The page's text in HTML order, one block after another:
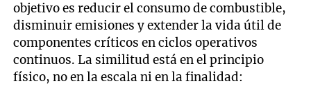
objetivo es reducir el consumo de combustible,
disminuir emisiones y extender la vida útil de
componentes críticos en ciclos operativos
continuos. La similitud está en el principio
físico, no en la escala ni en la finalidad: